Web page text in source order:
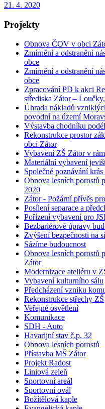
21. 4. 2020
Projekty
Obnova ČOV v obci
Zmírnění a odstranění
obce
Zmírnění a odstranění
obce
Zpracování PD k akci
střediska Zátor –
Úhrada nákladů
povodní na území
Výstavba chodníku
Rekonstrukce prostor
obci Zátor
Vybavení ZŠ Zátor v
Materiální vybavení
Společné poznávání
Obnova lesních porostů
2020
Zátor - Požární přívěs
Posílení separace a
Pořízení vybavení pro
Bezbariérové úpravy
Zvýšení bezpečnosti na
Sázíme budoucnost
Obnova lesních porostů
Zátor
Modernizace ateliéru v
Vybavení kulturního sálu
Předcházení vzniku
Rekonstrukce střechy ZŠ
Veřejné osvětlení
Komunikace
SDH - Auto
Havarijní stav č.p. 32
Obnova lesních porostů
Přístavba MŠ Zátor
Projekt Radost
Liniová zeleň
Sportovní areál
Sportovní ovál
Božítělová kaple